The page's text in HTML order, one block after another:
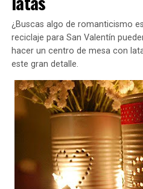
¿Buscas algo de romanticismo
reciclaje para San Valentín
hacer un centro de mesa con
este gran detalle.